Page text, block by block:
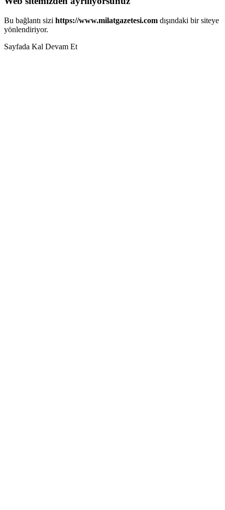
Bu bağlantı sizi https://www.milatgazetesi.com dışındaki bir siteye
yönlendiriyor.
Sayfada Kal Devam Et